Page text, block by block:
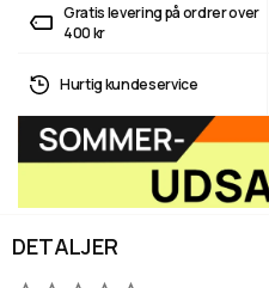
Gratis levering på ordrer over
400 kr
Hurtig kundeservice
DETALJER